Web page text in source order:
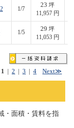
1/7
23 坪
11,957 円
1/5
29 坪
11,053 円
1 |2 |3 |4 Next≫
・面積・賃料を指